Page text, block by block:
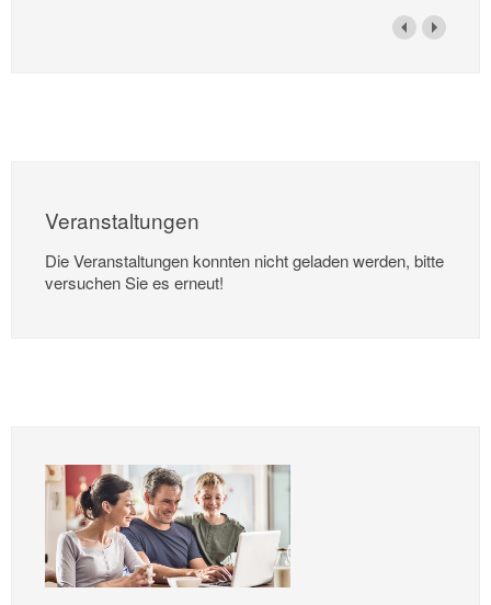
Veranstaltungen
Die Veranstaltungen konnten nicht geladen werden, bitte
versuchen Sie es erneut!